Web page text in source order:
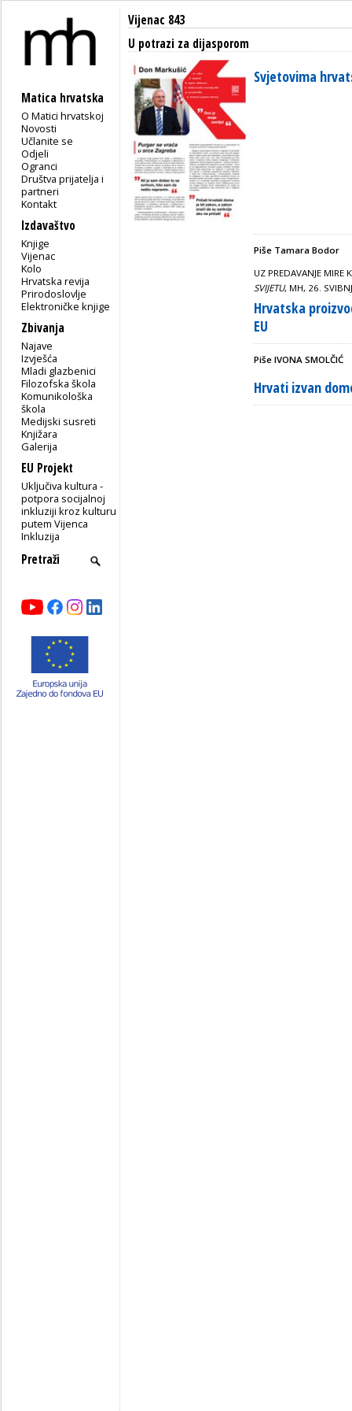
Matica hrvatska
O Matici hrvatskoj
Novosti
Učlanite se
Odjeli
Ogranci
Društva prijatelja i
partneri
Kontakt
Izdavaštvo
Knjige
Vijenac
Kolo
Hrvatska revija
Prirodoslovlje
Elektroničke knjige
Zbivanja
Najave
Izvješća
Mladi glazbenici
Filozofska škola
Komunikološka
škola
Medijski susreti
Knjižara
Galerija
EU Projekt
Uključiva kultura -
potpora socijalnoj
inkluziji kroz kulturu
putem Vijenca
Inkluzija
Vijenac 843
U potrazi za dijasporom
Svjetovima
Piše Tamara Bodor
UZ PREDAVANJE MIRE
SVIJETU, MH, 26.
Hrvatska
EU
Piše IVONA SMOLČIĆ
Hrvati izvan